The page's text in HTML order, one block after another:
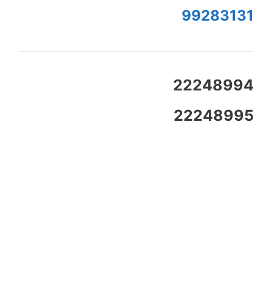
99283131
22248994
22248995